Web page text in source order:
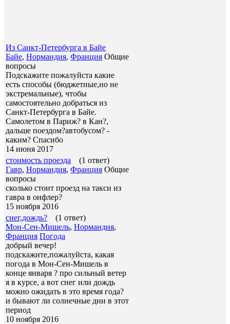
Из Санкт-Петербурга в Байе
Байе, Нормандия, Франция Общие
вопросы
Подскажите пожалуйста какие
есть способы (бюджетные,но не
экстремальные), чтобы
самостоятельно добраться из
Санкт-Петербурга в Байе.
Самолетом в Париж? в Кан?,
дальше поездом?автобусом? -
каким? Спасибо
14 июня 2017
стоимость проезда
(1 ответ)
Гавр, Нормандия, Франция Общие
вопросы
сколько стоит проезд на такси из
гавра в онфлер?
15 ноября 2016
снег,дождь?
(1 ответ)
Мон-Сен-Мишель, Нормандия,
Франция Погода
добрый вечер!
подскажите,пожалуйста, какая
погода в Мон-Сен-Мишель в
конце января ? про сильный ветер
я в курсе, а вот снег или дождь
можно ожидать в это время года?
и бывают ли солнечные дни в этот
период
10 ноября 2016